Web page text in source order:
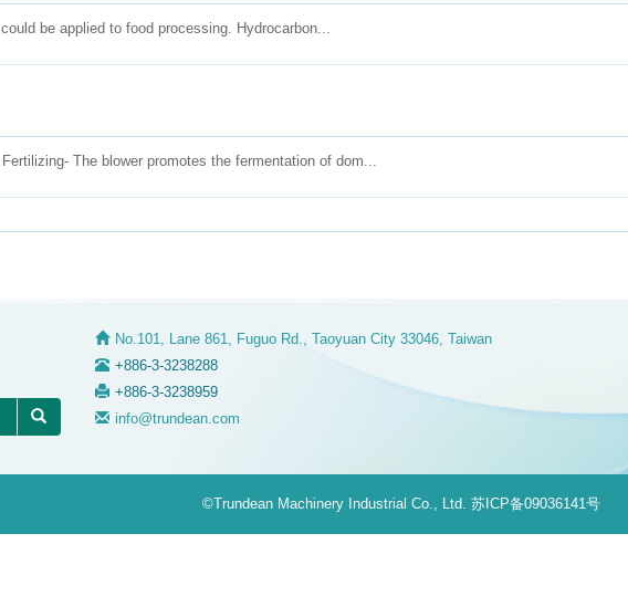
be applied to food processing. Hydrocarbon...
The blower promotes the fermentation of dom...
No.101, Lane 861, Fuguo Rd., Taoyuan City 33046, Taiwan
+886-3-3238288
+886-3-3238959
info@trundean.com
©Trundean Machinery Industrial Co., Ltd. 苏ICP备09036141号